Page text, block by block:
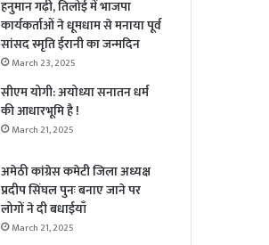
हनुमान गढ़ी, तिलोई में भाजपा
कार्यकर्ताओं ने धूमधाम से मनाया पूर्व
सांसद स्मृति ईरानी का जन्मदिन
March 23, 2025
सीएम योगी: अयोध्या सनातन धर्म
की आधारभूमि है !
March 21, 2025
अमेठी कांग्रेस कमेटी जिला अध्यक्ष
प्रदीप सिंघल पुनः बनाए जाने पर
लोगों ने दी बधाईयाँ
March 21, 2025